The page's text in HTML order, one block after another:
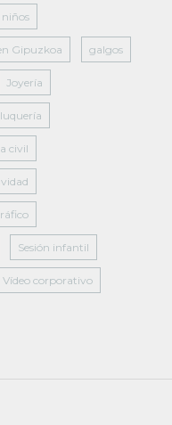
Gipuzkoa galgos
Joyería
civil
Sesión infantil
Vídeo corporativo